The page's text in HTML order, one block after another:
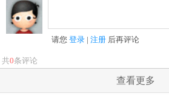
请您登录 |注册 后再评论
共0条评论
查看更多